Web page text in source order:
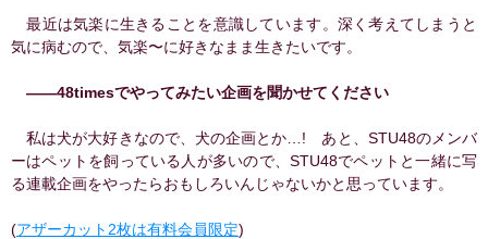
最近は気楽に⽣きることを意識しています。深く考えてしまうと
気に病むので、気楽〜に好きなまま⽣きたいです。
――48timesでやってみたい企画を聞かせてください
私は⽝が⼤好きなので、⽝の企画とか…! あと、STU48のメンバ
ーはペットを飼っている⼈が多いので、STU48でペットと⼀緒に写
る連載企画をやったらおもしろいんじゃないかと思っています。
(アザーカット2枚は有料会員限定)